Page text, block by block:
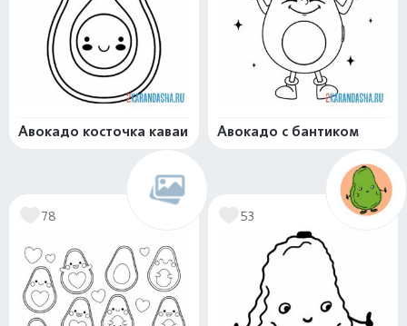
Авокадо косточка каваи Авокадо с бантиком
78 53